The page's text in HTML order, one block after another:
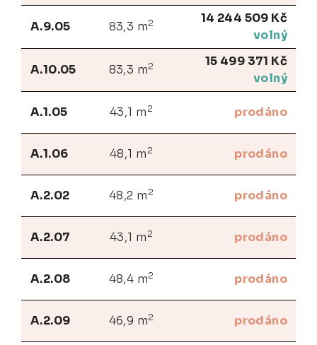
A.9.05 83,3 m2
14 244 509 Kč
volný
A.10.05 83,3 m2
15 499 371 Kč
volný
A.1.05 43,1 m 2 prodáno
A.1.06 48,1 m 2 prodáno
A.2.02 48,2 m 2 prodáno
A.2.07 43,1 m 2 prodáno
A.2.08 48,4 m2 prodáno
A.2.09 46,9 m2 prodáno